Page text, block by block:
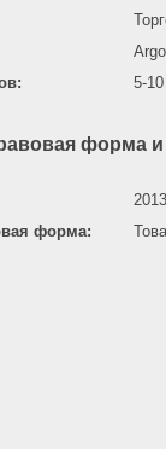
5-
форма и
2013
форма: